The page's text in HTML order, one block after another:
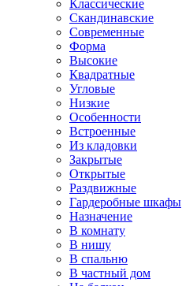
Классические
Скандинавские
Современные
Форма
Высокие
Квадратные
Угловые
Низкие
Особенности
Встроенные
Из кладовки
Закрытые
Открытые
Раздвижные
Гардеробные шкафы
Назначение
В комнату
В нишу
В спальню
В частный дом